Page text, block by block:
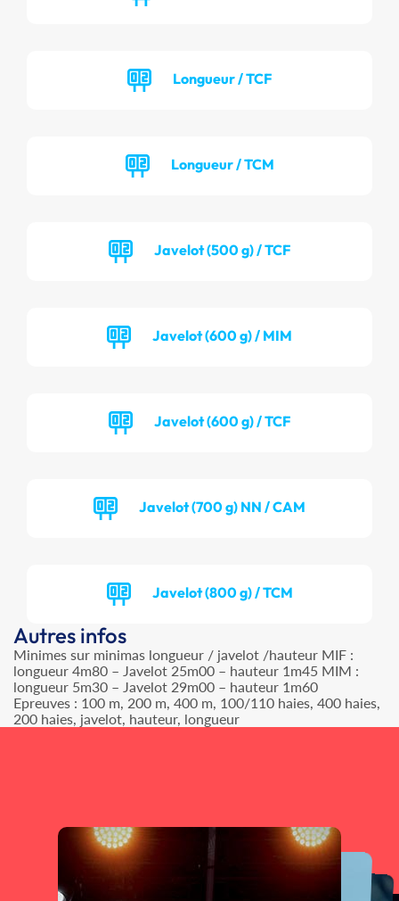
Longueur / TCF
Longueur / TCM
Javelot (500 g) / TCF
Javelot (600 g) / MIM
Javelot (600 g) / TCF
Javelot (700 g) NN / CAM
Javelot (800 g) / TCM
Autres infos
Minimes sur minimas longueur / javelot /hauteur MIF :
longueur 4m80 – Javelot 25m00 – hauteur 1m45 MIM :
longueur 5m30 – Javelot 29m00 – hauteur 1m60
Epreuves : 100 m, 200 m, 400 m, 100/110 haies, 400 haies,
200 haies, javelot, hauteur, longueur